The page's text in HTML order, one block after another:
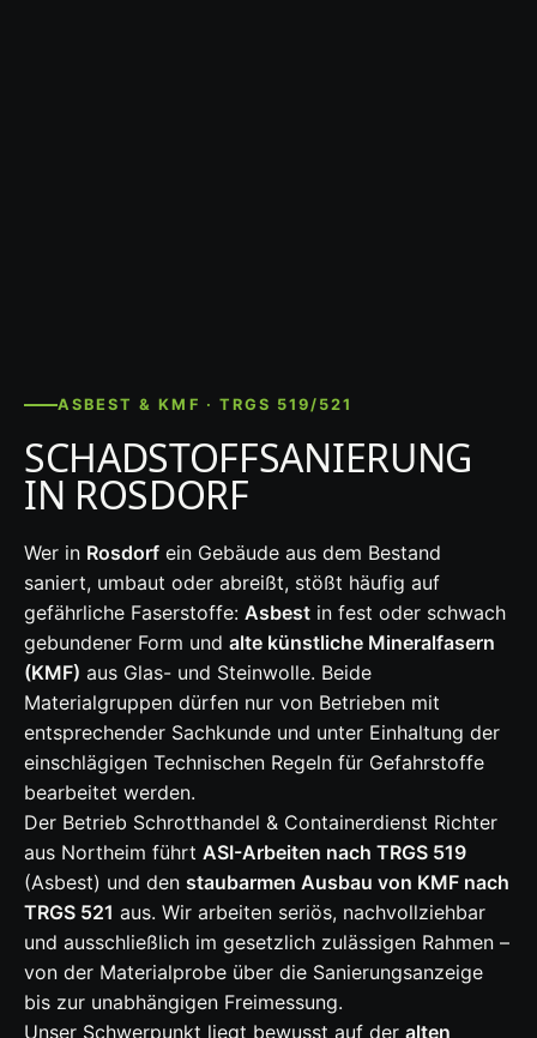
ASBEST & KMF · TRGS 519/521
SCHADSTOFFSANIERUNG
IN ROSDORF
Wer in Rosdorf ein Gebäude aus dem Bestand
saniert, umbaut oder abreißt, stößt häufig auf
gefährliche Faserstoffe: Asbest in fest oder schwach
gebundener Form und alte künstliche Mineralfasern
(KMF) aus Glas- und Steinwolle. Beide
Materialgruppen dürfen nur von Betrieben mit
entsprechender Sachkunde und unter Einhaltung der
einschlägigen Technischen Regeln für Gefahrstoffe
bearbeitet werden.
Der Betrieb Schrotthandel & Containerdienst Richter
aus Northeim führt ASI-Arbeiten nach TRGS 519
(Asbest) und den staubarmen Ausbau von KMF nach
TRGS 521 aus. Wir arbeiten seriös, nachvollziehbar
und ausschließlich im gesetzlich zulässigen Rahmen –
von der Materialprobe über die Sanierungsanzeige
bis zur unabhängigen Freimessung.
Unser Schwerpunkt liegt bewusst auf der alten